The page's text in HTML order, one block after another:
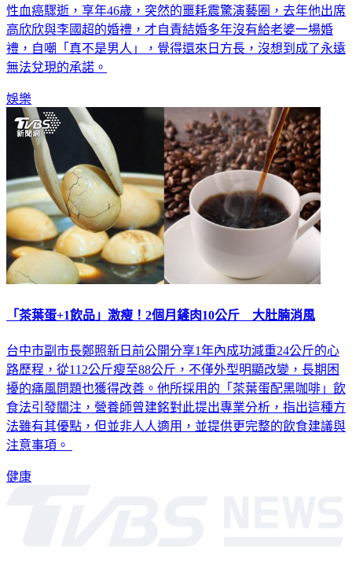
性血癌驟逝，享年46歲，突然的噩耗震驚演藝圈，去年他出席
高欣欣與李國超的婚禮，才自責結婚多年沒有給老婆一場婚
禮，自嘲「真不是男人」，覺得還來日方長，沒想到成了永遠
無法兌現的承諾。
娛樂
「茶葉蛋+1飲品」激瘦！2個月鏟肉10公斤 大肚腩消風
台中市副市長鄭照新日前公開分享1年內成功減重24公斤的心
路歷程，從112公斤瘦至88公斤，不僅外型明顯改變，長期困
擾的痛風問題也獲得改善。他所採用的「茶葉蛋配黑咖啡」飲
食法引發關注，營養師曾建銘對此提出專業分析，指出這種方
法雖有其優點，但並非人人適用，並提供更完整的飲食建議與
注意事項。
健康